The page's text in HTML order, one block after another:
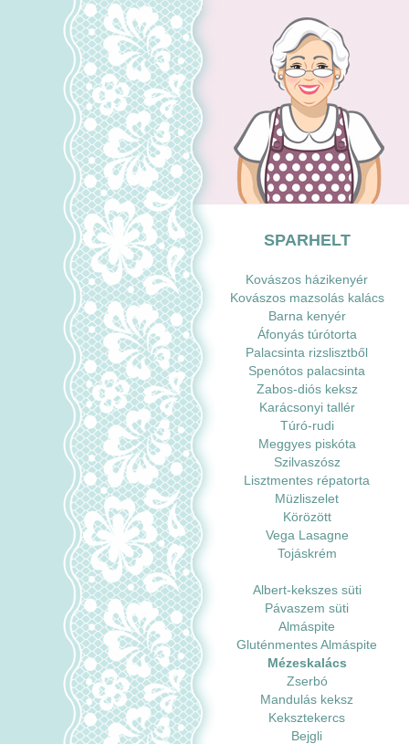
SPARHELT
Kovászos házikenyér
Kovászos mazsolás kalács
Barna kenyér
Áfonyás túrótorta
Palacsinta rizslisztből
Spenótos palacsinta
Zabos-diós keksz
Karácsonyi tallér
Túró-rudi
Meggyes piskóta
Szilvaszósz
Lisztmentes répatorta
Müzliszelet
Körözött
Vega Lasagne
Tojáskrém
Albert-kekszes süti
Pávaszem süti
Almáspite
Gluténmentes Almáspite
Mézeskalács
Zserbó
Mandulás keksz
Keksztekercs
Bejgli